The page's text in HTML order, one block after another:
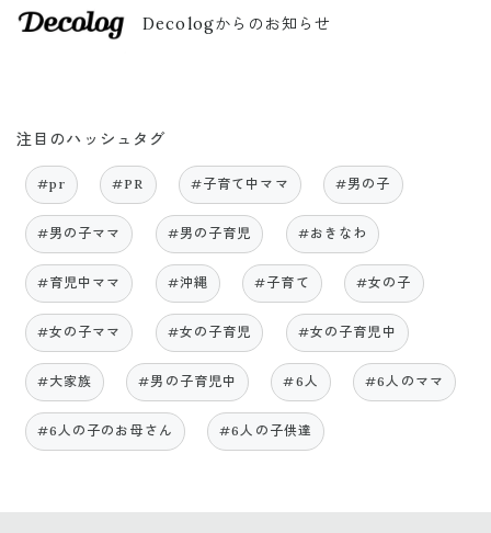
Decologからのお知らせ
注目のハッシュタグ
#pr #PR #子育て中ママ #男の子
#男の子ママ #男の子育児 #おきなわ
#育児中ママ #沖縄 #子育て #女の子
#女の子ママ #女の子育児 #女の子育児中
#大家族 #男の子育児中 #6人 #6人のママ
#6人の子のお母さん #6人の子供達